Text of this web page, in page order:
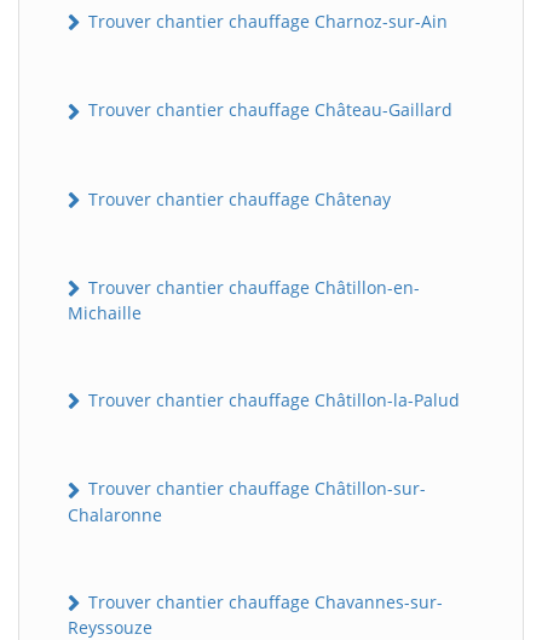
Trouver chantier chauffage Charnoz-sur-Ain
Trouver chantier chauffage Château-Gaillard
Trouver chantier chauffage Châtenay
Trouver chantier chauffage Châtillon-en-
Michaille
Trouver chantier chauffage Châtillon-la-Palud
Trouver chantier chauffage Châtillon-sur-
Chalaronne
Trouver chantier chauffage Chavannes-sur-
Reyssouze